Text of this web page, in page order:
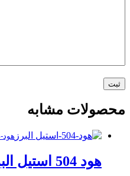
محصولات مشابه
هود-504-استیل البرز
هود 504 استیل البرز